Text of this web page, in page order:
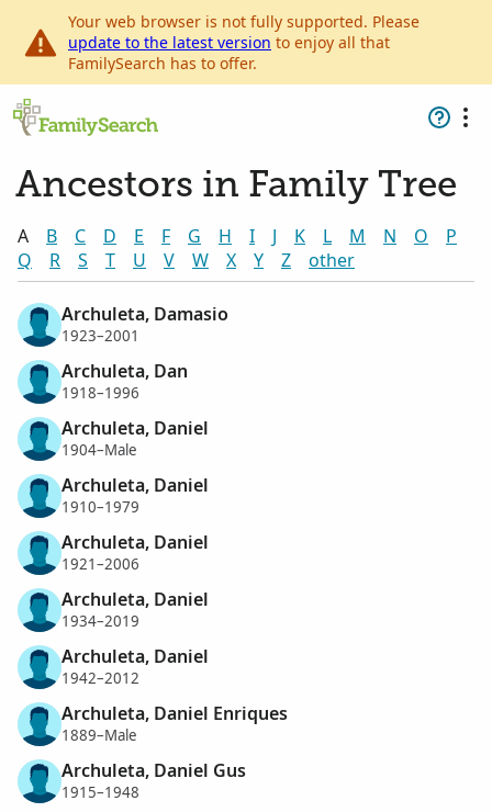
Your web browser is not fully supported. Please
update to the latest version to enjoy all that
FamilySearch has to offer.
Ancestors in Family Tree
A B C D E F G H I J K L M N O
P
Q
R S T U V W X Y Z other
Archuleta, Damasio
1923–2001
Archuleta, Dan
1918–1996
Archuleta, Daniel
1904–Male
Archuleta, Daniel
1910–1979
Archuleta, Daniel
1921–2006
Archuleta, Daniel
1934–2019
Archuleta, Daniel
1942–2012
Archuleta, Daniel Enriques
1889–Male
Archuleta, Daniel Gus
1915–1948